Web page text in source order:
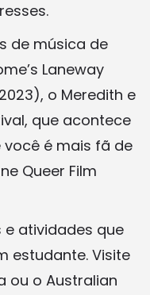
de música de
Laneway
o Meredith e
que acontece
você é mais fã de
Queer Film
atividades que
estudante. Visite
ou o Australian